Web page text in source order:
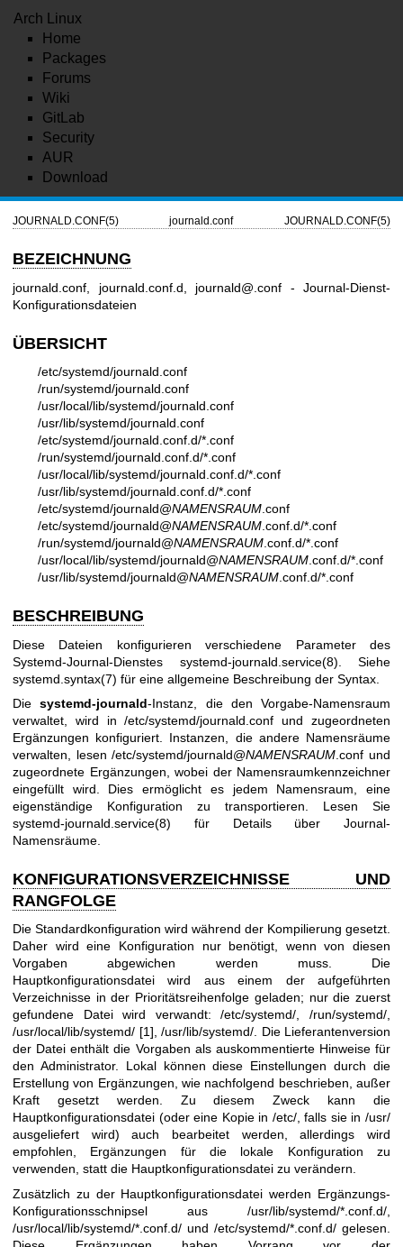
Arch Linux
Home
Packages
Forums
Wiki
GitLab
Security
AUR
Download
JOURNALD.CONF(5) journald.conf JOURNALD.CONF(5)
BEZEICHNUNG
journald.conf, journald.conf.d, journald@.conf - Journal-Dienst-
Konfigurationsdateien
ÜBERSICHT
/etc/systemd/journald.conf
/run/systemd/journald.conf
/usr/local/lib/systemd/journald.conf
/usr/lib/systemd/journald.conf
/etc/systemd/journald.conf.d/*.conf
/run/systemd/journald.conf.d/*.conf
/usr/local/lib/systemd/journald.conf.d/*.conf
/usr/lib/systemd/journald.conf.d/*.conf
/etc/systemd/journald@NAMENSRAUM .conf
/etc/systemd/journald@NAMENSRAUM .conf.d/*.conf
/run/systemd/journald@NAMENSRAUM .conf.d/*.conf
/usr/local/lib/systemd/journald@NAMENSRAUM .conf.d/*.conf
/usr/lib/systemd/journald@NAMENSRAUM .conf.d/*.conf
BESCHREIBUNG
Diese Dateien konfigurieren verschiedene Parameter des
Systemd-Journal-Dienstes systemd-journald.service(8) . Siehe
systemd.syntax(7) für eine allgemeine Beschreibung der Syntax.
Diesystemd-journald-Instanz, die den Vorgabe-Namensraum
verwaltet, wird in /etc/systemd/journald.conf und zugeordneten
Ergänzungen konfiguriert. Instanzen, die andere Namensräume
verwalten, lesen /etc/systemd/journald@NAMENSRAUM .conf und
zugeordnete Ergänzungen, wobei der Namensraumkennzeichner
eingefüllt wird. Dies ermöglicht es jedem Namensraum, eine
eigenständige Konfiguration zu transportieren. Lesen Sie
systemd-journald.service(8) für Details über Journal-
Namensräume.
KONFIGURATIONSVERZEICHNISSE UND
RANGFOLGE
Die Standardkonfiguration wird während der Kompilierung gesetzt.
Daher wird eine Konfiguration nur benötigt, wenn von diesen
Vorgaben abgewichen werden muss. Die
Hauptkonfigurationsdatei wird aus einem der aufgeführten
Verzeichnisse in der Prioritätsreihenfolge geladen; nur die zuerst
gefundene Datei wird verwandt: /etc/systemd/, /run/systemd/,
/usr/local/lib/systemd/ [1], /usr/lib/systemd/. Die Lieferantenversion
der Datei enthält die Vorgaben als auskommentierte Hinweise für
den Administrator. Lokal können diese Einstellungen durch die
Erstellung von Ergänzungen, wie nachfolgend beschrieben, außer
Kraft gesetzt werden. Zu diesem Zweck kann die
Hauptkonfigurationsdatei (oder eine Kopie in /etc/, falls sie in /usr/
ausgeliefert wird) auch bearbeitet werden, allerdings wird
empfohlen, Ergänzungen für die lokale Konfiguration zu
verwenden, statt die Hauptkonfigurationsdatei zu verändern.
Zusätzlich zu der Hauptkonfigurationsdatei werden Ergänzungs-
Konfigurationsschnipsel aus /usr/lib/systemd/*.conf.d/,
/usr/local/lib/systemd/*.conf.d/ und /etc/systemd/*.conf.d/ gelesen.